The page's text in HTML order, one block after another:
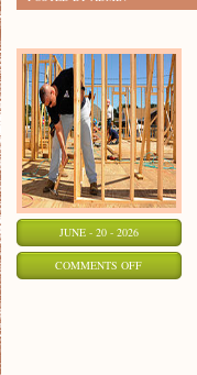
JUNE - 20 - 2026
COMMENTS OFFON